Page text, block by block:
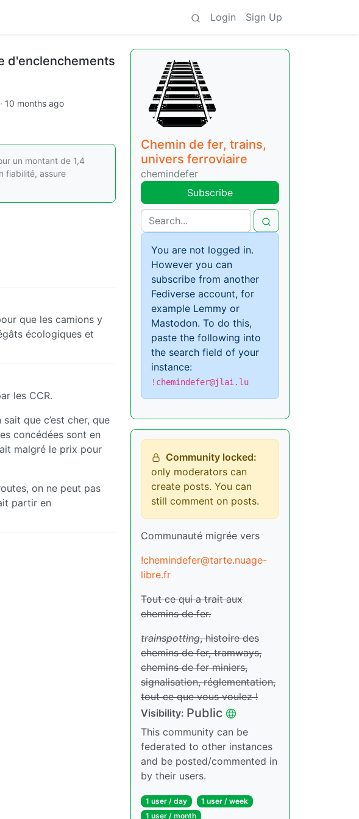
Login Sign Up
d'enclenchements
· 10 months ago
un montant de 1,4
fiabilité, assure
que les camions y
écologiques et
les CCR.
que c’est cher, que
concédées sont en
malgré le prix pour
on ne peut pas
partir en
Chemin de fer, trains,
univers ferroviaire
chemindefer
Subscribe
You are not logged in.
However you can
subscribe from another
Fediverse account, for
example Lemmy or
Mastodon. To do this,
paste the following into
the search field of your
instance:
!chemindefer@jlai.lu
Community locked:
only moderators can
create posts. You can
still comment on posts.
Communauté migrée vers
!chemindefer@tarte.nuage-
libre.fr
Tout ce qui a trait aux
chemins de fer.
trainspotting, histoire des
chemins de fer, tramways,
chemins de fer miniers,
signalisation, réglementation,
tout ce que vous voulez !
Visibility: Public
This community can be
federated to other instances
and be posted/commented in
by their users.
1 user / day
1 user / week
1 user / month